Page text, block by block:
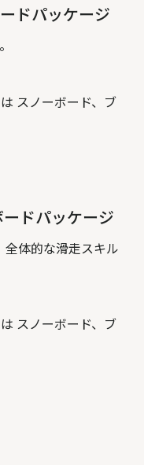
ドパッケージ
スノーボード、ブ
ドパッケージ
体的な滑走スキル
スノーボード、ブ